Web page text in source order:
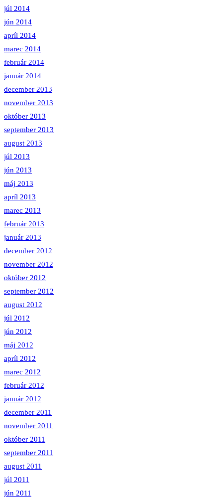
júl 2014
jún 2014
apríl 2014
marec 2014
február 2014
január 2014
december 2013
november 2013
október 2013
september 2013
august 2013
júl 2013
jún 2013
máj 2013
apríl 2013
marec 2013
február 2013
január 2013
december 2012
november 2012
október 2012
september 2012
august 2012
júl 2012
jún 2012
máj 2012
apríl 2012
marec 2012
február 2012
január 2012
december 2011
november 2011
október 2011
september 2011
august 2011
júl 2011
jún 2011